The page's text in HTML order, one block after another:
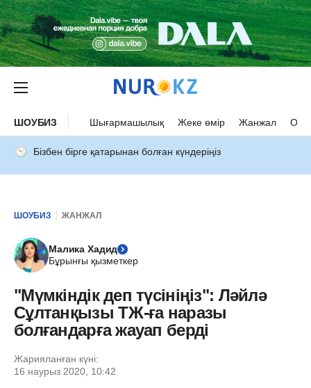
ШОУБИЗ Шығармашылық Жеке өмір Жанжал
Бізбен бірге қатарынан болған күндеріңіз
ШОУБИЗ ЖАНЖАЛ
Малика Хадид
Бұрынғы қызметкер
"Мүмкіндік деп түсініңіз": Ләйлә
Сұлтанқызы ТЖ-ға наразы
болғандарға жауап берді
Жарияланған күні:
16 наурыз 2020, 10:42